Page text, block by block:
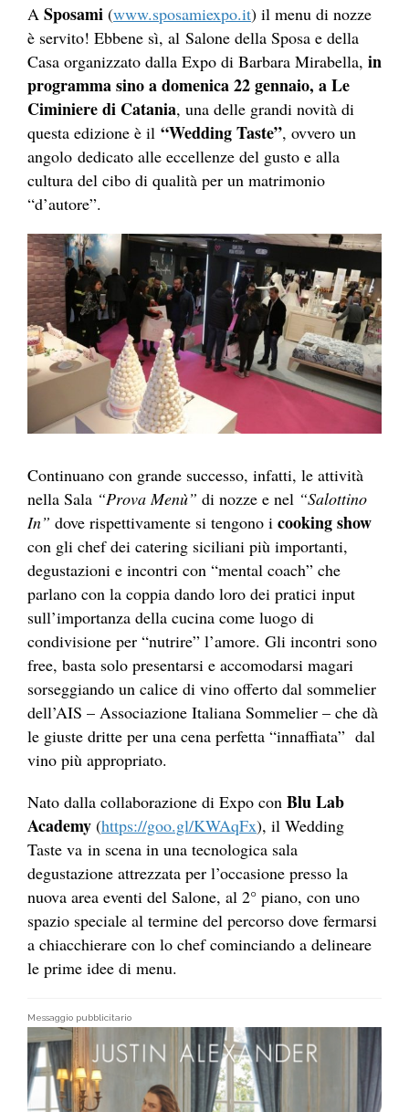
A Sposami (www.sposamiexpo.it) il menu di nozze
è servito! Ebbene sì, al Salone della Sposa e della
Casa organizzato dalla Expo di Barbara Mirabella, in
programma sino adomenica 22 gennaio, a Le
Ciminiere di Catania, una delle grandi novità di
questa edizione è il “Wedding Taste”, ovvero un
angolo dedicato alle eccellenze del gusto e alla
cultura del cibo di qualità per un matrimonio
“d’autore”.
Continuano con grande successo, infatti, le attività
nella Sala “Prova Menù” di nozze e nel “Salottino
In” dove rispettivamente si tengono i cooking show
con gli chef dei catering siciliani più importanti,
degustazioni e incontri con “mental coach” che
parlano con la coppia dando loro dei pratici input
sull’importanza della cucina come luogo di
condivisione per “nutrire” l’amore. Gli incontri sono
free, basta solo presentarsi e accomodarsi magari
sorseggiando un calice di vino offerto dal sommelier
dell’AIS – Associazione Italiana Sommelier – che dà
le giuste dritte per una cena perfetta “innaffiata” dal
vino più appropriato.
Nato dalla collaborazione di Expo con Blu Lab
Academy (https://goo.gl/KWAqFx), il Wedding
Taste va in scena in una tecnologica sala
degustazione attrezzata per l’occasione presso la
nuova area eventi del Salone, al 2° piano, con uno
spazio speciale al termine del percorso dove fermarsi
a chiacchierare con lo chef cominciando a delineare
le prime idee di menu.
Messaggio pubblicitario